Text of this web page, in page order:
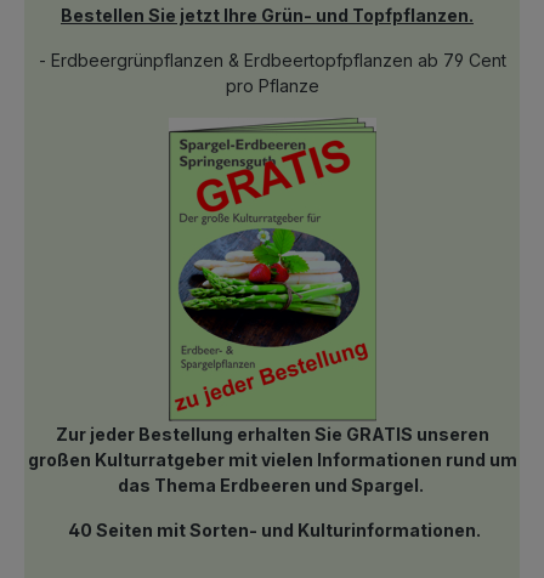
Bestellen Sie jetzt Ihre Grün- und Topfpflanzen.
- Erdbeergrünpflanzen & Erdbeertopfpflanzen ab 79 Cent
pro Pflanze
Zur jeder Bestellung erhalten Sie GRATIS unseren
großen Kulturratgeber mit vielen Informationen rund um
das Thema Erdbeeren und Spargel.
40 Seiten mit Sorten- und Kulturinformationen.